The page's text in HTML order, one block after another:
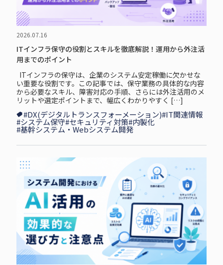
2026.07.16
ITインフラ保守の役割とスキルを徹底解説！運用から外注活
用までのポイント
ITインフラの保守は、企業のシステム安定稼働に欠かせな
い重要な役割です。この記事では、保守業務の具体的な内容
から必要なスキル、障害対応の手順、さらには外注活用のメ
リットや選定ポイントまで、幅広くわかりやすく […]
#DX(デジタルトランスフォーメーション)#IT関連情報
#システム保守#セキュリティ対策#内製化
#基幹システム・Webシステム開発